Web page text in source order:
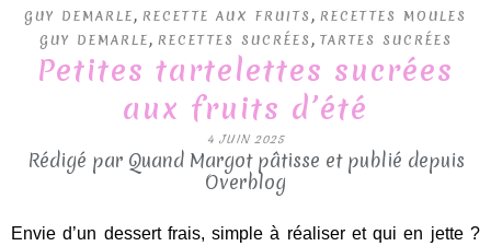
GUY DEMARLE, RECETTE AUX FRUITS , RECETTES MOULES
GUY DEMARLE, RECETTES SUCRÉES , TARTES SUCRÉES
Petites tartelettes sucrées
aux fruits d’été
4 JUIN 2025
Rédigé par Quand Margot pâtisse et publié depuis
Overblog
Envie d’un dessert frais, simple à réaliser et qui en jette ?